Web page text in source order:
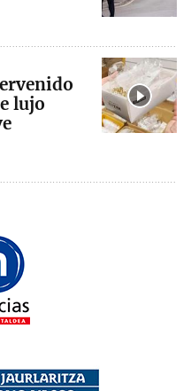
lujo